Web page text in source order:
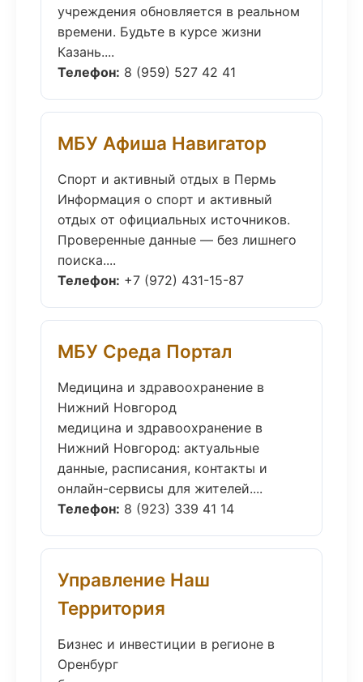
учреждения обновляется в реальном
времени. Будьте в курсе жизни
Казань....
Телефон: 8 (959) 527 42 41
МБУ Афиша Навигатор
Спорт и активный отдых в Пермь
Информация о спорт и активный
отдых от официальных источников.
Проверенные данные — без лишнего
поиска....
Телефон: +7 (972) 431-15-87
МБУ Среда Портал
Медицина и здравоохранение в
Нижний Новгород
медицина и здравоохранение в
Нижний Новгород: актуальные
данные, расписания, контакты и
онлайн-сервисы для жителей....
Телефон: 8 (923) 339 41 14
Управление Наш
Территория
Бизнес и инвестиции в регионе в
Оренбург